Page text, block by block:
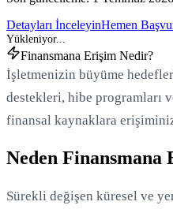
Detayları İnceleyinHemen
Finansmana Erişim Nedir?
İşletmenizin büyüme
destekleri, hibe programları
finansal kaynaklara
Neden Finansmana
Sürekli değişen küresel ve